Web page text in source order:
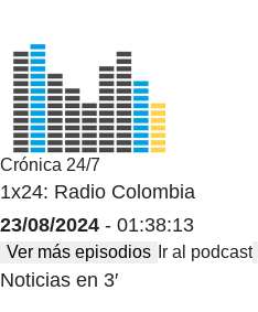
Crónica 24/7
1x24: Radio Colombia
23/08/2024 - 01:38:13
Ver más episodios Ir al podcast
Noticias en 3′